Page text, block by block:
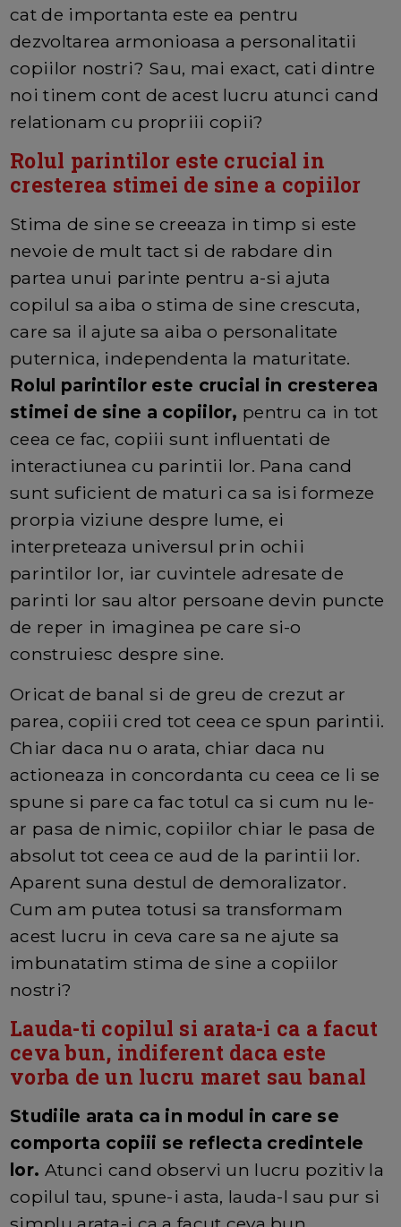
cat de importanta este ea pentru
dezvoltarea armonioasa a personalitatii
copiilor nostri? Sau, mai exact, cati dintre
noi tinem cont de acest lucru atunci cand
relationam cu propriii copii?
Rolul parintilor este crucial in
cresterea stimei de sine a copiilor
Stima de sine se creeaza in timp si este
nevoie de mult tact si de rabdare din
partea unui parinte pentru a-si ajuta
copilul sa aiba o stima de sine crescuta,
care sa il ajute sa aiba o personalitate
puternica, independenta la maturitate.
Rolul parintilor este crucial in cresterea
stimei de sine a copiilor, pentru ca in tot
ceea ce fac, copiii sunt influentati de
interactiunea cu parintii lor. Pana cand
sunt suficient de maturi ca sa isi formeze
prorpia viziune despre lume, ei
interpreteaza universul prin ochii
parintilor lor, iar cuvintele adresate de
parinti lor sau altor persoane devin puncte
de reper in imaginea pe care si-o
construiesc despre sine.
Oricat de banal si de greu de crezut ar
parea, copiii cred tot ceea ce spun parintii.
Chiar daca nu o arata, chiar daca nu
actioneaza in concordanta cu ceea ce li se
spune si pare ca fac totul ca si cum nu le-
ar pasa de nimic, copiilor chiar le pasa de
absolut tot ceea ce aud de la parintii lor.
Aparent suna destul de demoralizator.
Cum am putea totusi sa transformam
acest lucru in ceva care sa ne ajute sa
imbunatatim stima de sine a copiilor
nostri?
Lauda-ti copilul si arata-i ca a facut
ceva bun, indiferent daca este
vorba de un lucru maret sau banal
Studiile arata ca in modul in care se
comporta copiii se reflecta credintele
lor. Atunci cand observi un lucru pozitiv la
copilul tau, spune-i asta, lauda-l sau pur si